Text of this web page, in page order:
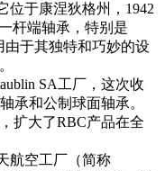
于康涅狄格州，1942
杆端轴承，特别是
于其独特和巧妙的设
SA工厂，这次收
承和公制球面轴承。
扩大了RBC产品在全
航空工厂（简称